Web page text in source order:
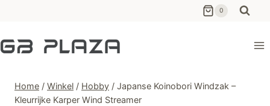
de
inhoud
0
Home / Winkel / Hobby / Japanse Koinobori Windzak –
Kleurrijke Karper Wind Streamer